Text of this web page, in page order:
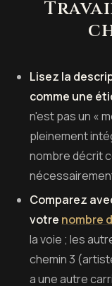
Lisez la
comme une
n'est pas un «
pleinement
nombre décrit
Comparez
votre nombre
la voie ; les
chemin 3
a une autre